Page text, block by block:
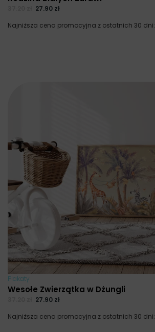
27.90 zł
Najniższa cena promocyjna z ostatnich 30 dni:
Plakaty
Wesołe Zwierzątka w Dżungli
27.90 zł
Najniższa cena promocyjna z ostatnich 30 dni: